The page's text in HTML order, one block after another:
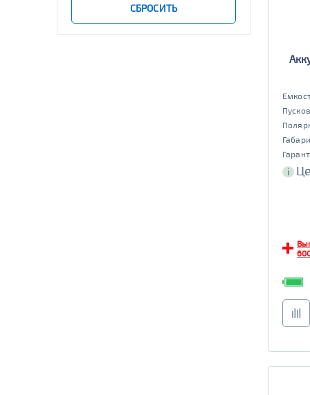
да
нет
СБРОСИТЬ
i